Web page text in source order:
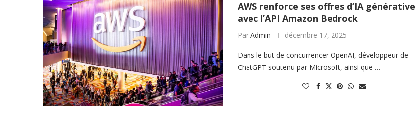
AWS renforce ses offres d’IA générative
avec l’API Amazon Bedrock
Par Admin décembre 17, 2025
Dans le but de concurrencer OpenAI, développeur de
ChatGPT soutenu par Microsoft, ainsi que …